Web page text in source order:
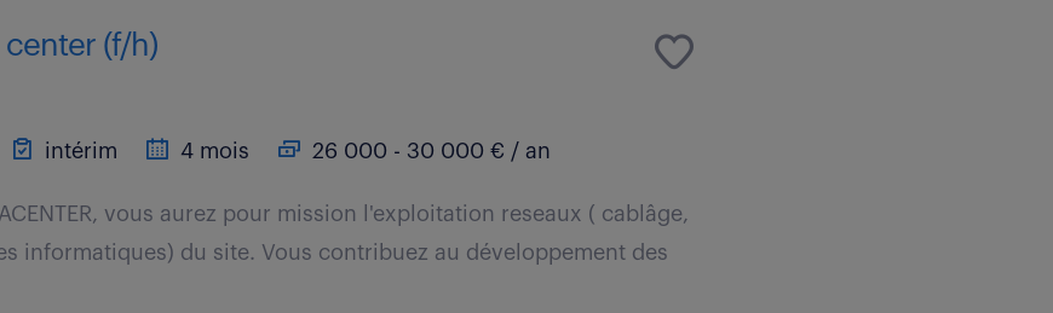
(f/h)
intérim 4 mois 26 000 - 30 000 € / an
vous aurez pour mission l'exploitation reseaux ( cablâge,
informatiques) du site. Vous contribuez au développement des